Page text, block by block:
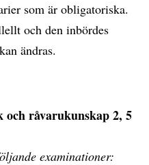
som är obligatoriska.
och den inbördes
ändras.
råvarukunskap 2, 5
examinationer: